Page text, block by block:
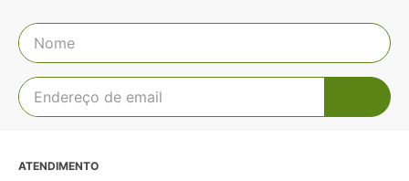
ATENDIMENTO